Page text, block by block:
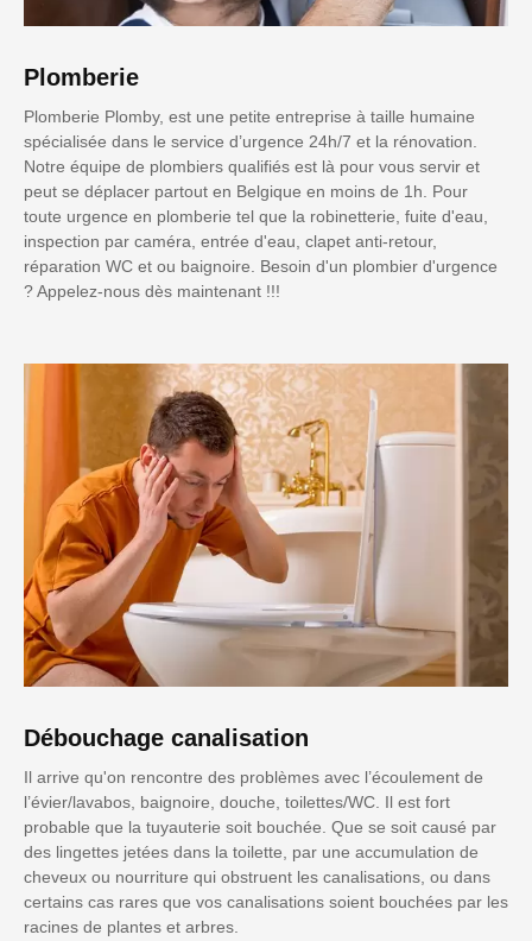
Plomberie
Plomberie Plomby, est une petite entreprise à taille humaine
spécialisée dans le service d’urgence 24h/7 et la rénovation.
Notre équipe de plombiers qualifiés est là pour vous servir et
peut se déplacer partout en Belgique en moins de 1h. Pour
toute urgence en plomberie tel que la robinetterie, fuite d'eau,
inspection par caméra, entrée d'eau, clapet anti-retour,
réparation WC et ou baignoire. Besoin d'un plombier d'urgence
? Appelez-nous dès maintenant !!!
Débouchage canalisation
Il arrive qu'on rencontre des problèmes avec l’écoulement de
l’évier/lavabos, baignoire, douche, toilettes/WC. Il est fort
probable que la tuyauterie soit bouchée. Que se soit causé par
des lingettes jetées dans la toilette, par une accumulation de
cheveux ou nourriture qui obstruent les canalisations, ou dans
certains cas rares que vos canalisations soient bouchées par les
racines de plantes et arbres.